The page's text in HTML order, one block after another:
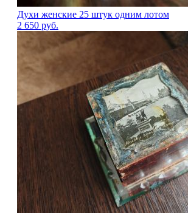
Духи женские 25 штук одним лотом
2 650 руб.